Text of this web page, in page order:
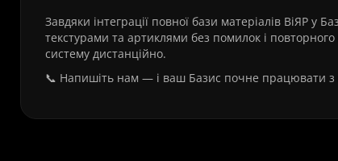
Завдяки інтеграції повної бази матеріалів ВіЯР
текстурами та артиклями без помилок і
систему дистанційно.
📞 Напишіть нам — і ваш Базис почне працювати